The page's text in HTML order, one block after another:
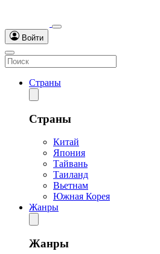
Войти
Страны
Страны
Китай
Япония
Тайвань
Таиланд
Вьетнам
Южная Корея
Жанры
Жанры